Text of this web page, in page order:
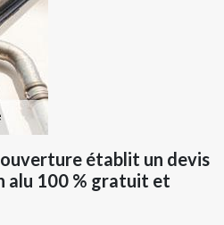
établit un devis
alu 100 % gratuit et